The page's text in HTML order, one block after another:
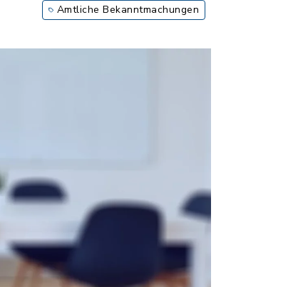
Amtliche Bekanntmachungen